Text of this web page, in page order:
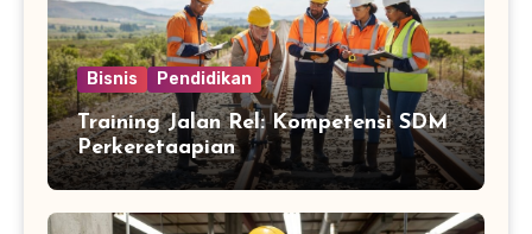
Bisnis Pendidikan
Training Jalan Rel: Kompetensi SDM
Perkeretaapian